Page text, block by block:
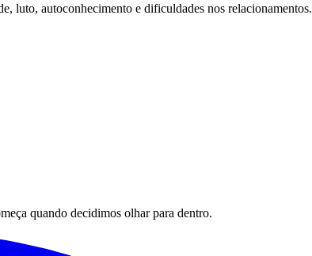
luto, autoconhecimento e dificuldades nos relacionamentos.
quando decidimos olhar para dentro.